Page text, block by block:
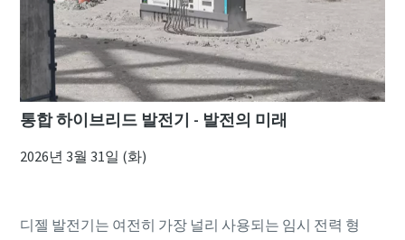
통합 하이브리드 발전기 - 발전의 미래
2026년 3월 31일 (화)
디젤 발전기는 여전히 가장 널리 사용되는 임시 전력 형